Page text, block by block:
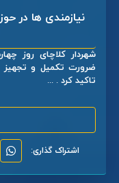
نیازمندی ها در
شهردار کلاچای روز
ضرورت تکمیل و تجهیز
تاکید کرد . ...
اشتراک گذاری: